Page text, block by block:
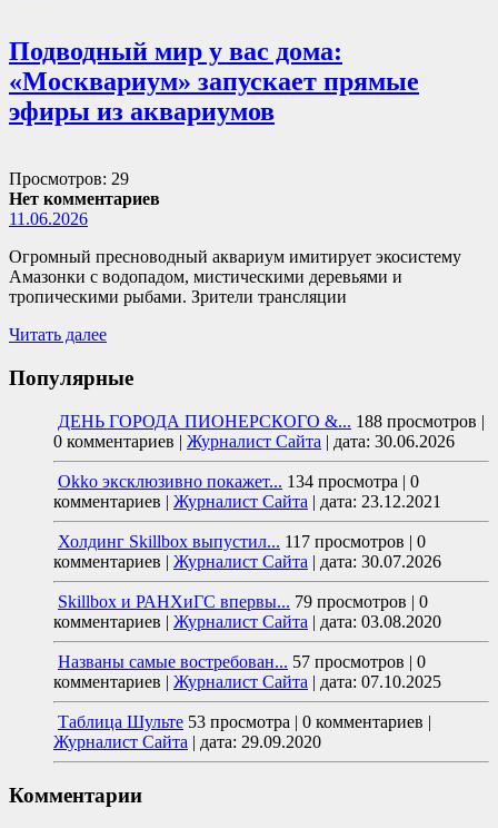
Подводный мир у вас дома:
«Москвариум» запускает прямые
эфиры из аквариумов
Просмотров: 29
Нет комментариев
11.06.2026
Огромный пресноводный аквариум имитирует экосистему
Амазонки с водопадом, мистическими деревьями и
тропическими рыбами. Зрители трансляции
Читать далее
Популярные
ДЕНЬ ГОРОДА ПИОНЕРСКОГО &... 188 просмотров |
0 комментариев | Журналист Сайта | дата: 30.06.2026
Okko эксклюзивно покажет... 134 просмотра | 0
комментариев | Журналист Сайта | дата: 23.12.2021
Холдинг Skillbox выпустил... 117 просмотров | 0
комментариев | Журналист Сайта | дата: 30.07.2026
Skillbox и РАНХиГС впервы... 79 просмотров | 0
комментариев | Журналист Сайта | дата: 03.08.2020
Названы самые востребован... 57 просмотров | 0
комментариев | Журналист Сайта | дата: 07.10.2025
Таблица Шульте 53 просмотра | 0 комментариев |
Журналист Сайта | дата: 29.09.2020
Комментарии